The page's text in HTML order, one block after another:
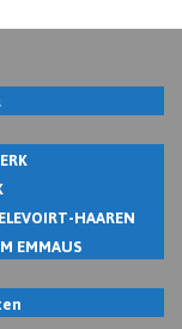
HAAREN
EMMAUS